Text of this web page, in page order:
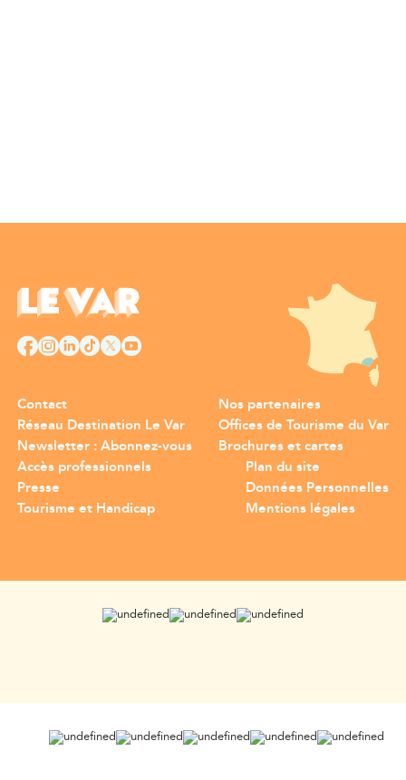
Contact
Réseau Destination Le Var
Newsletter : Abonnez-vous
Nos partenaires
Offices de Tourisme du Var
Brochures et cartes
Accès professionnels
Presse
Tourisme et Handicap
Plan du site
Données Personnelles
Mentions légales